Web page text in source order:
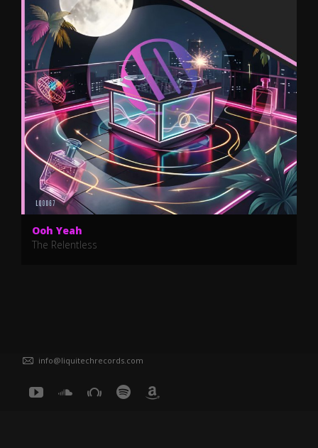
Ooh Yeah
The Relentless
info@liquitechrecords.com